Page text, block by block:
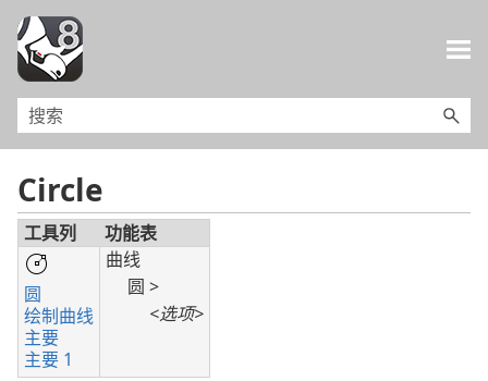
Circle
工具列 功能表
圆
绘制曲线
主要
主要 1
曲线
圆 >
<选项>